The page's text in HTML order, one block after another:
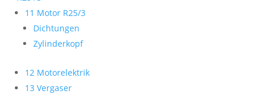
11 Motor R25/3
Dichtungen
Zylinderkopf
12 Motorelektrik
13 Vergaser